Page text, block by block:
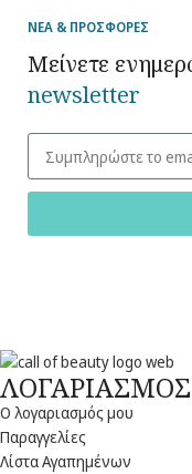
ΝΕΑ & ΠΡΟΣΦΟΡΕΣ
Μείνετε
newsletter
ΛΟΓΑΡΙΑΣΜΟΣ
Ο λογαριασμός μου
Παραγγελίες
Λίστα Αγαπημένων